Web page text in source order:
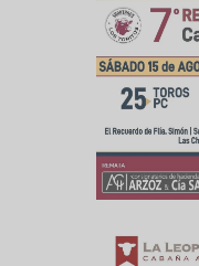
Y
($/kg